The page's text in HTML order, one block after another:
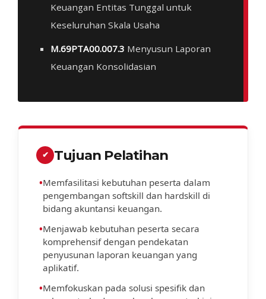
Keuangan Entitas Tunggal untuk
Keseluruhan Skala Usaha
M.69PTA00.007.3 Menyusun Laporan
Keuangan Konsolidasian
✔ Tujuan Pelatihan
•Memfasilitasi kebutuhan peserta dalam
pengembangan softskill dan hardskill di
bidang akuntansi keuangan.
•Menjawab kebutuhan peserta secara
komprehensif dengan pendekatan
penyusunan laporan keuangan yang
aplikatif.
•Memfokuskan pada solusi spesifik dan